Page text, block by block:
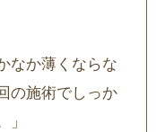
なか薄くならな
の施術でしっか
」